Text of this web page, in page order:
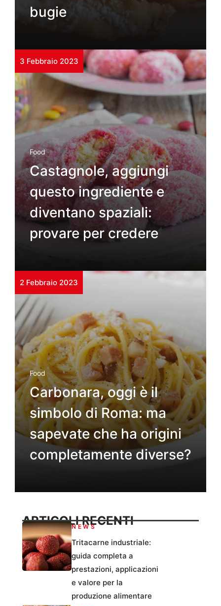
bugie
3 Febbraio 2023
Food
Castagnole, aggiungi
questo ingrediente e
diventano spaziali:
provare per credere
2 Febbraio 2023
Food
Carbonara, oggi è il
simbolo di Roma: ma
sapevate che ha origini
completamente diverse?
ARTICOLI RECENTI
NEWS
Tritacarne industriale:
guida completa a
prestazioni, applicazioni
e valore per la
produzione alimentare